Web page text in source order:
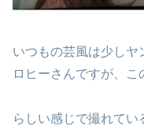
いつもの芸風は少しヤ
ロヒーさんですが、こ
らしい感じで撮れてい